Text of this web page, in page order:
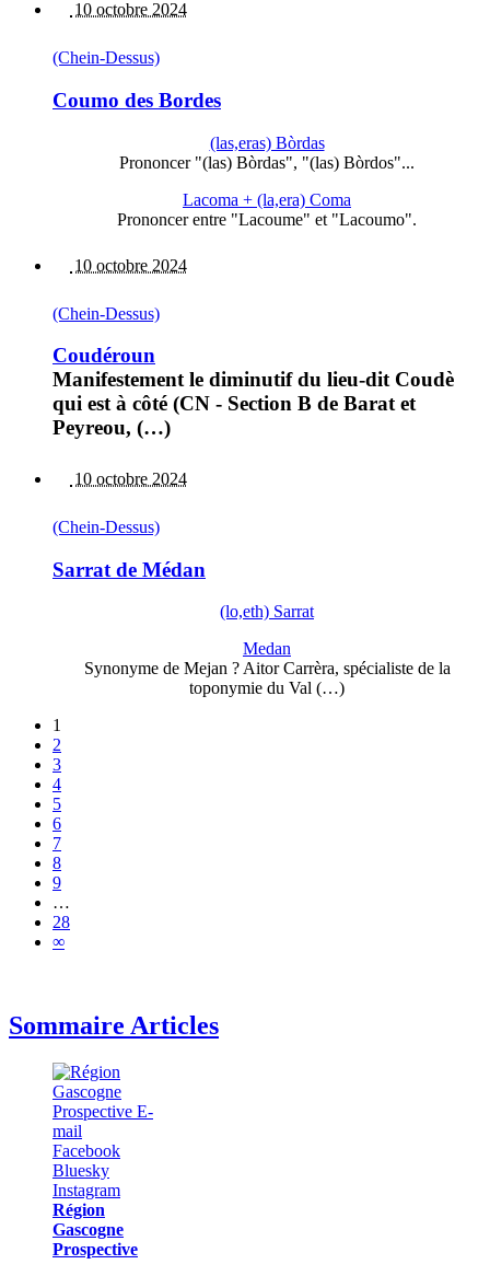
10 octobre 2024
(Chein-Dessus)
Coumo des Bordes
(las,eras) Bòrdas
Prononcer "(las) Bòrdas", "(las) Bòrdos"...
Lacoma + (la,era) Coma
Prononcer entre "Lacoume" et "Lacoumo".
10 octobre 2024
(Chein-Dessus)
Coudéroun
Manifestement le diminutif du lieu-dit Coudè
qui est à côté (CN - Section B de Barat et
Peyreou, (…)
10 octobre 2024
(Chein-Dessus)
Sarrat de Médan
(lo,eth) Sarrat
Medan
Synonyme de Mejan ? Aitor Carrèra, spécialiste de la
toponymie du Val (…)
1
2
3
4
5
6
7
8
9
…
28
∞
Sommaire Articles
Région
Gascogne
Prospective